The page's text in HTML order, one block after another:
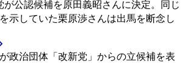
が公認候補を原田義昭さんに決定。同じ
示していた栗原渉さんは出馬を断念し
政治団体「改新党」からの立候補を表